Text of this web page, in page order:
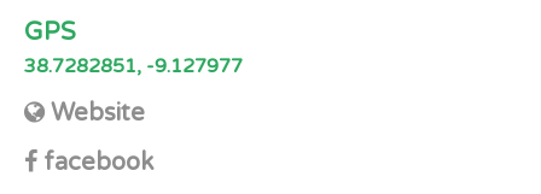
GPS
38.7282851, -9.127977
Website
facebook